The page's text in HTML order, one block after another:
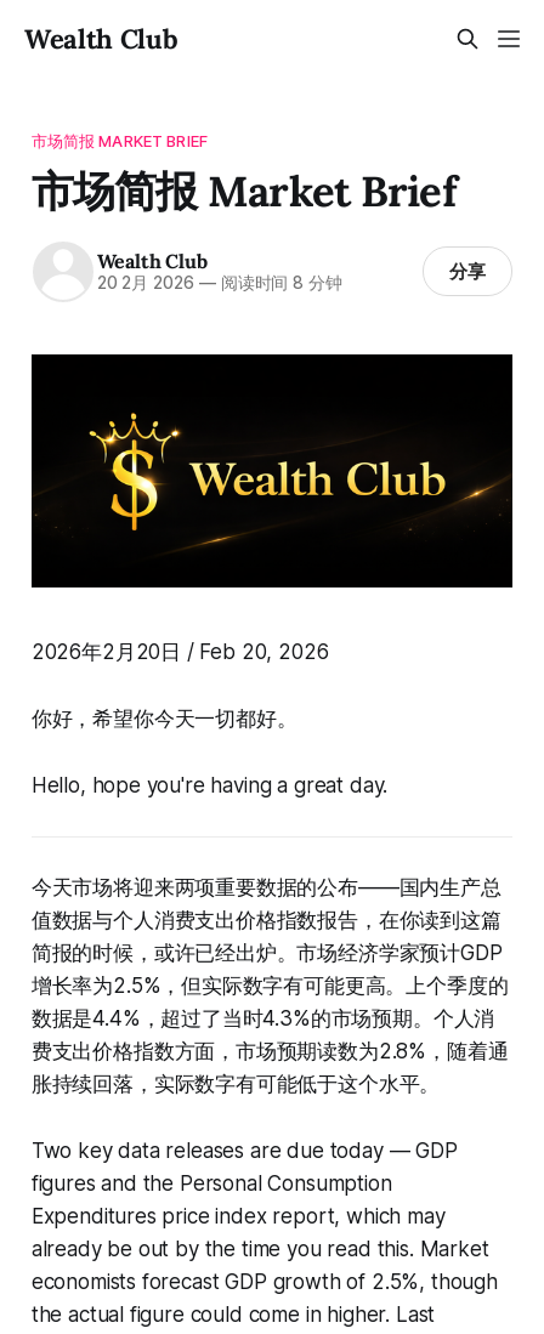
Wealth Club
市场简报 MARKET BRIEF
市场简报 Market Brief
Wealth Club
20 2月 2026 —阅读时间 8 分钟 分享
2026年2月20日 / Feb 20, 2026
你好，希望你今天一切都好。
Hello, hope you're having a great day.
今天市场将迎来两项重要数据的公布——国内生产总
值数据与个人消费支出价格指数报告，在你读到这篇
简报的时候，或许已经出炉。市场经济学家预计GDP
增长率为2.5%，但实际数字有可能更高。上个季度的
数据是4.4%，超过了当时4.3%的市场预期。个人消
费支出价格指数方面，市场预期读数为2.8%，随着通
胀持续回落，实际数字有可能低于这个水平。
Two key data releases are due today — GDP
figures and the Personal Consumption
Expenditures price index report, which may
already be out by the time you read this. Market
economists forecast GDP growth of 2.5%, though
the actual figure could come in higher. Last